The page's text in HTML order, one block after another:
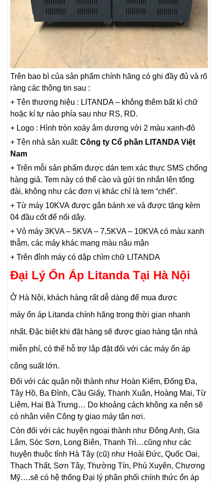
Trên bao bì của sản phẩm chính hãng có ghi đầy đủ và rõ
ràng các thông tin sau :
+ Tên thương hiệu : LITANDA – không thêm bất kì chữ
hoặc kí tự nào phía sau như RS, RD.
+ Logo : Hình tròn xoáy âm dương với 2 màu xanh-đỏ
+ Tên nhà sản xuất: Công ty Cổ phần LITANDA Việt
Nam
+ Trên mỗi sản phẩm được dán tem xác thực SMS chống
hàng giả. Tem này có thể cào và gửi tin nhắn lên tổng
đài, không như các đơn vị khác chỉ là tem “chết”.
+ Từ máy 10KVA được gắn bánh xe và được tặng kèm
04 đầu cốt để nối dây.
+ Vỏ máy 3KVA – 5KVA – 7,5KVA – 10KVA có màu xanh
thẫm, các máy khác mang màu nâu mận
+ Trên đỉnh máy có dập chìm chữ LITANDA
Đại Lý Ổn Áp Litanda Tại Hà Nội
Ở Hà Nội, khách hàng rất dễ dàng để mua được
máy ổn áp Litanda chính hãng trong thời gian nhanh
nhất. Đặc biệt khi đặt hàng sẽ được giao hàng tận nhà
miễn phí, có thể hỗ trợ lắp đặt đối với các máy ổn áp
công suất lớn.
Đối với các quận nội thành như Hoàn Kiếm, Đống Đa,
Tây Hồ, Ba Đình, Cầu Giấy, Thanh Xuân, Hoàng Mai, Từ
Liêm, Hai Bà Trưng… Do khoảng cách không xa nên sẽ
có nhân viên Công ty giao máy tận nơi.
Còn đối với các huyện ngoại thành như Đông Anh, Gia
Lâm, Sóc Sơn, Long Biên, Thanh Trì…cũng như các
huyện thuộc tỉnh Hà Tây (cũ) như Hoài Đức, Quốc Oai,
Thạch Thất, Sơn Tây, Thường Tín, Phú Xuyên, Chương
Mỹ….sẽ có hệ thống Đại lý phân phối chính thức ổn áp